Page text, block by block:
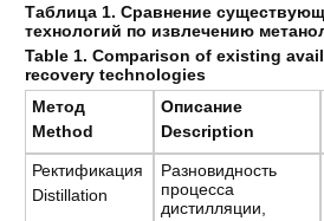
Таблица 1. Сравнение
технологий по извлечению
Table 1. Comparison of existing
recovery technologies
Метод
Method
Описание
Description
Ректификация
Distillation
Разновидность
процесса
дистилляции,